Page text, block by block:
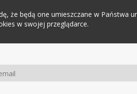
że będą one umieszczane w Państwa
w swojej przeglądarce.